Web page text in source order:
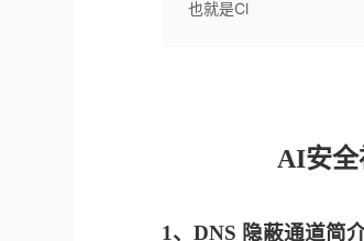
也就是Cl
AI安
1、DNS 隐蔽通道简